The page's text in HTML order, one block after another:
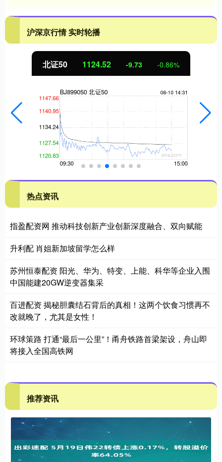
沪深京行情 实时轮播
北证50 1124.52 -9.73 -0.86%
热点资讯
指盈配资网 推动科技创新产业创新深度融合、双向赋能
升利配 肖姐新加坡留学怎么样
苏州恒泰配资 阳光、华为、特变、上能、科华等企业入围
中国能建20GW逆变器集采
百进配资 揭秘胆囊结石背后的真相！这两个饮食习惯再不
改就晚了，尤其是女性！
环球策路 打通“最后一公里”！甬舟铁路首梁架设，舟山即
将接入全国高铁网
推荐资讯